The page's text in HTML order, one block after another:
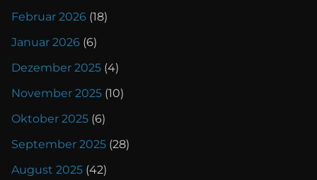
Februar 2026 (18)
Januar 2026 (6)
Dezember 2025 (4)
November 2025 (10)
Oktober 2025 (6)
September 2025 (28)
August 2025 (42)